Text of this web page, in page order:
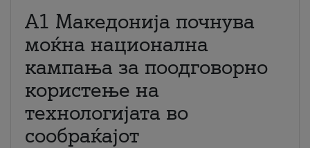
A1 Македонија почнува
моќна национална
кампања за поодговорно
користење на
технологијата во
сообраќајот